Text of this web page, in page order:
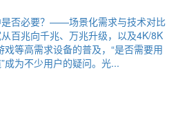
是否必要？——场景化需求与技术对比
百兆向千兆、万兆升级，以及4K/8K
等高需求设备的普及，“是否需要用
成为不少用户的疑问。光...